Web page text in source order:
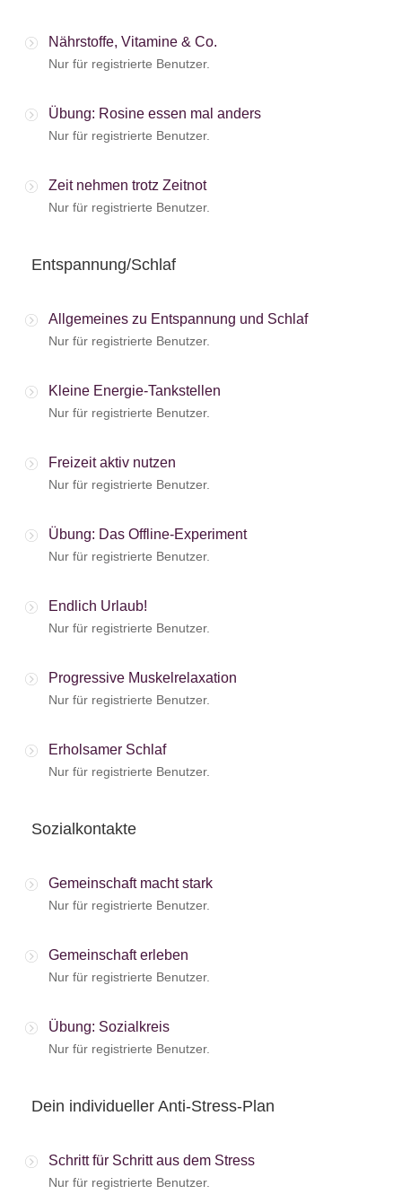
Nährstoffe, Vitamine & Co.
Nur für registrierte Benutzer.
Übung: Rosine essen mal anders
Nur für registrierte Benutzer.
Zeit nehmen trotz Zeitnot
Nur für registrierte Benutzer.
Entspannung/Schlaf
Allgemeines zu Entspannung und Schlaf
Nur für registrierte Benutzer.
Kleine Energie-Tankstellen
Nur für registrierte Benutzer.
Freizeit aktiv nutzen
Nur für registrierte Benutzer.
Übung: Das Offline-Experiment
Nur für registrierte Benutzer.
Endlich Urlaub!
Nur für registrierte Benutzer.
Progressive Muskelrelaxation
Nur für registrierte Benutzer.
Erholsamer Schlaf
Nur für registrierte Benutzer.
Sozialkontakte
Gemeinschaft macht stark
Nur für registrierte Benutzer.
Gemeinschaft erleben
Nur für registrierte Benutzer.
Übung: Sozialkreis
Nur für registrierte Benutzer.
Dein individueller Anti-Stress-Plan
Schritt für Schritt aus dem Stress
Nur für registrierte Benutzer.